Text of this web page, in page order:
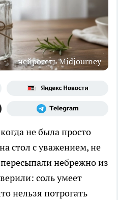
нейросеть Midjourney
не была просто
стол с уважением, не
небрежно из
соль умеет
нельзя потрогать